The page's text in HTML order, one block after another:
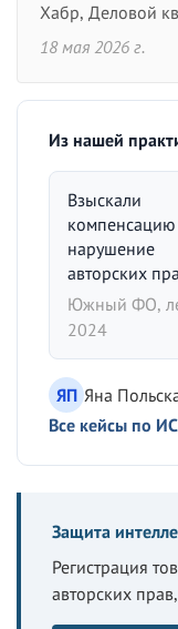
Хабр, Деловой
18 мая 2026 г.
Из нашей
Взыскали
компенсацию
нарушение
авторских
Южный ФО,
2024
ЯП Яна
Все кейсы по
Защита
Регистрация
авторских